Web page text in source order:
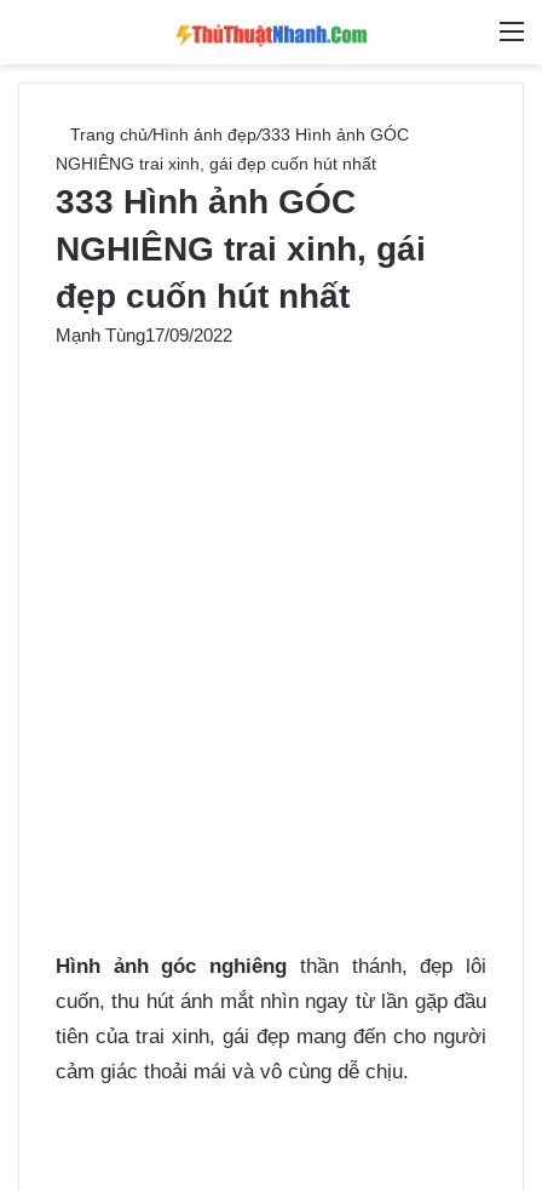
Tìm
Trang chủ/Hình ảnh đẹp/333 Hình ảnh GÓC
NGHIÊNG trai xinh, gái đẹp cuốn hút nhất
333 Hình ảnh GÓC
NGHIÊNG trai xinh, gái
đẹp cuốn hút nhất
Mạnh Tùng17/09/2022
Hình ảnh góc nghiêng thần thánh, đẹp lôi
cuốn, thu hút ánh mắt nhìn ngay từ lần gặp đầu
tiên của trai xinh, gái đẹp mang đến cho người
cảm giác thoải mái và vô cùng dễ chịu.